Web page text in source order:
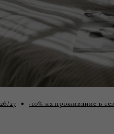
на проживание в сезоне 26/27